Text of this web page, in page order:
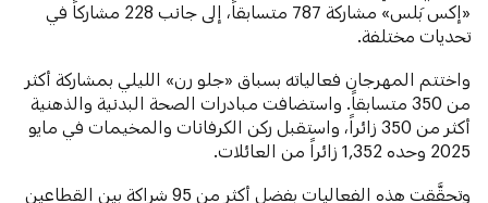
«إكس بَلس» مشاركة 787 متسابقاً، إلى جانب 228 مشاركاً في
تحديات مختلفة.
واختتم المهرجان فعالياته بسباق «جلو رن» الليلي بمشاركة أكثر
من 350 متسابقاً. واستضافت مبادرات الصحة البدنية والذهنية
أكثر من 350 زائراً، واستقبل ركن الكرفانات والمخيمات في مايو
2025 وحده 1,352 زائراً من العائلات.
وتحقَّقت هذه الفعاليات بفضل أكثر من 95 شراكة بين القطاعين